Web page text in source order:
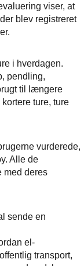
viser, at
blev registreret
i hverdagen.
pendling,
til længere
ture, ture
vurderede,
Alle de
med deres
sende en
el-
transport,